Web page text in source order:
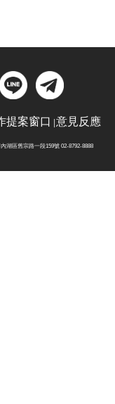
提案窗口 意見反應
湖區舊宗路一段159號 02-8792-8888